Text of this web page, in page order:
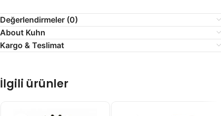
Değerlendirmeler (0)
About Kuhn
Kargo & Teslimat
İlgili ürünler